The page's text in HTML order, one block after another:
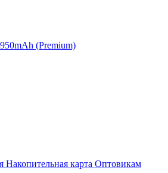
(Premium)
Накопительная карта Оптовикам